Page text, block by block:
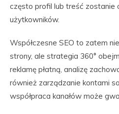
często profil lub treść zostanie
użytkowników.
Współczesne SEO to zatem
strony, ale strategia 360°
reklamę płatną, analizę
również zarządzanie kontami
współpraca kanałów może